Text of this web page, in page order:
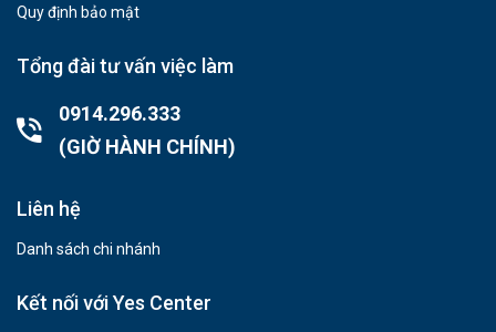
Quy định bảo mật
Tổng đài tư vấn việc làm
0914.296.333
(GIỜ HÀNH CHÍNH)
Liên hệ
Danh sách chi nhánh
Kết nối với Yes Center